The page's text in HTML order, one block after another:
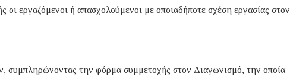
εργαζόμενοι ή απασχολούμενοι με οποιαδήποτε σχέση εργασίας στον
την φόρμα συμμετοχής στον Διαγωνισμό, την οποία